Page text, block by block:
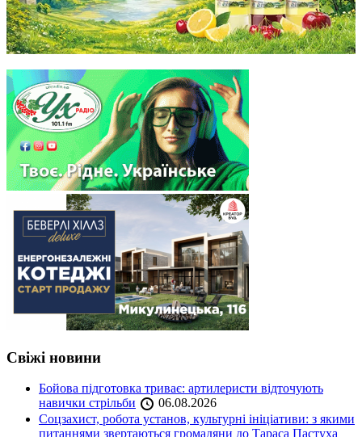
Свіжі новини
Бойова підготовка триває: артилеристи відточують
навички стрільби
06.08.2026
Соцзахист, робота установ, культурні ініціативи: з якими
питаннями звертаються громадяни до Тараса Пастуха